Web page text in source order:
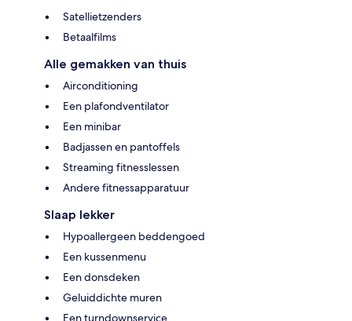
Satellietzenders
Betaalfilms
Alle gemakken van thuis
Airconditioning
Een plafondventilator
Een minibar
Badjassen en pantoffels
Streaming fitnesslessen
Andere fitnessapparatuur
Slaap lekker
Hypoallergeen beddengoed
Een kussenmenu
Een donsdeken
Geluiddichte muren
Een turndownservice